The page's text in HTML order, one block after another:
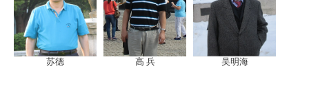
苏德 高 兵 吴明海